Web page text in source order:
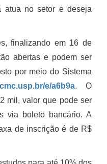
atua no setor e deseja
finalizando em 16 de
abertas e podem ser
por meio do Sistema
e/a6b9a. O
mil, valor que pode ser
via boleto bancário. A
de inscrição é de R$